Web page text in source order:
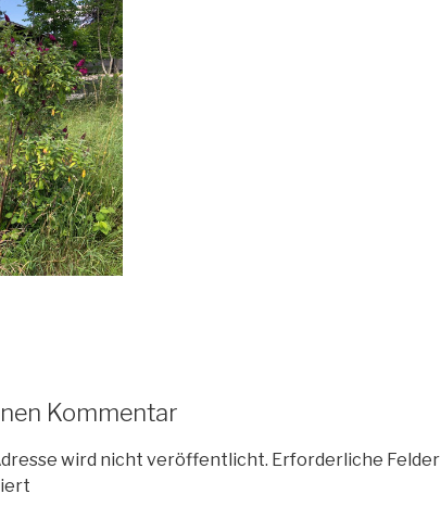
Kommentar
wird nicht veröffentlicht. Erforderliche Felder